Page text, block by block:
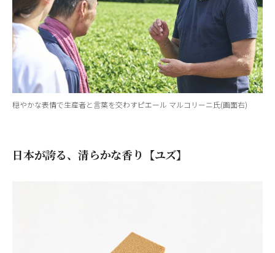
穏やかな表情で生産者と言葉を交わすピエール マルコリーニ氏(画面右)
日本が誇る、清らかな香り【ユズ】